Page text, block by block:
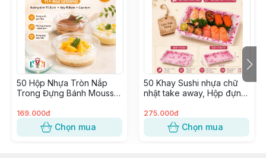
50 Hộp Nhựa Tròn Nắp
Trong Đựng Bánh Mousse,
Xoài ~ W120, 8117, 117-8
169.000đ
Chọn mua
50 Khay Sushi nhựa chữ
nhật take away, Hộp đựng
SỐ 5
275.000đ
Chọn mua